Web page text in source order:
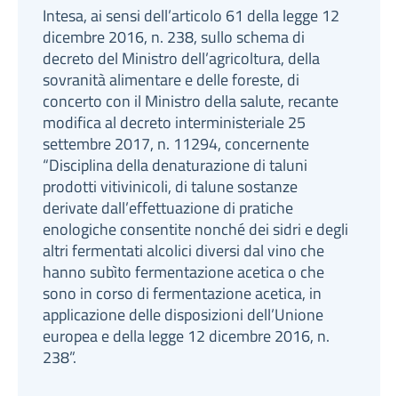
Intesa, ai sensi dell’articolo 61 della legge 12
dicembre 2016, n. 238, sullo schema di
decreto del Ministro dell’agricoltura, della
sovranità alimentare e delle foreste, di
concerto con il Ministro della salute, recante
modifica al decreto interministeriale 25
settembre 2017, n. 11294, concernente
“Disciplina della denaturazione di taluni
prodotti vitivinicoli, di talune sostanze
derivate dall’effettuazione di pratiche
enologiche consentite nonché dei sidri e degli
altri fermentati alcolici diversi dal vino che
hanno subìto fermentazione acetica o che
sono in corso di fermentazione acetica, in
applicazione delle disposizioni dell’Unione
europea e della legge 12 dicembre 2016, n.
238”.